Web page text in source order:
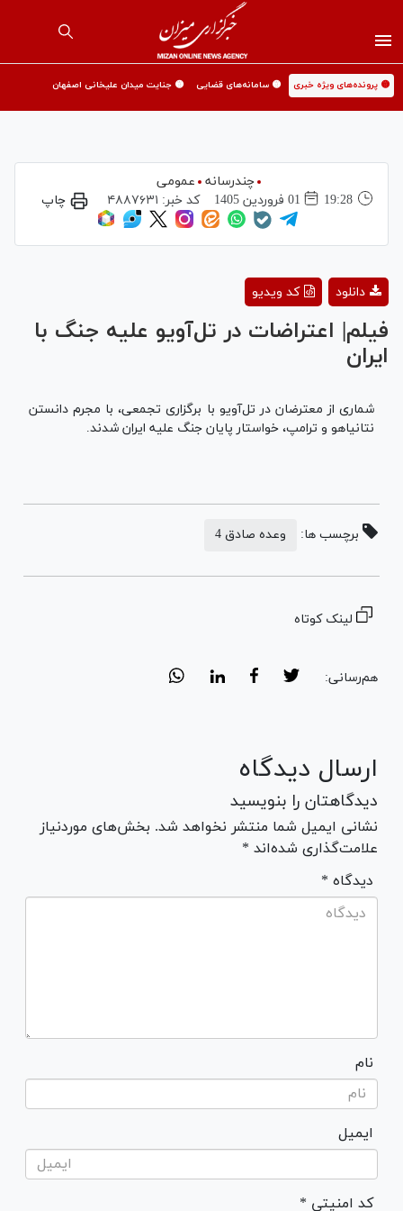
🟡 پرونده‌های ویژه خبری 🟡 سامانه‌های قضایی 🟡 جنایت میدان علیخانی اصفهان
چندرسانه
عمومی
19:28
01 فروردين 1405 کد خبر: ۴۸۸۷۶۳۱ چاپ
Video
کد ویدیو دانلود
فیلم| اعتراضات در تل‌آویو علیه جنگ با
ایران
شماری از معترضان در تل‌آویو با برگزاری تجمعی، با مجرم دانستن
نتانیاهو و ترامپ، خواستار پایان جنگ علیه ایران شدند.
برچسب ها: وعده صادق 4
لینک کوتاه
هم‌رسانی:
ارسال دیدگاه
دیدگاهتان را بنویسید
نشانی ایمیل شما منتشر نخواهد شد. بخش‌های موردنیاز
علامت‌گذاری شده‌اند *
* دیدگاه
نام
ایمیل
* کد امنیتی